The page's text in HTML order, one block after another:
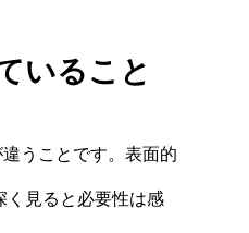
いること
うことです。表面的
く見ると必要性は感